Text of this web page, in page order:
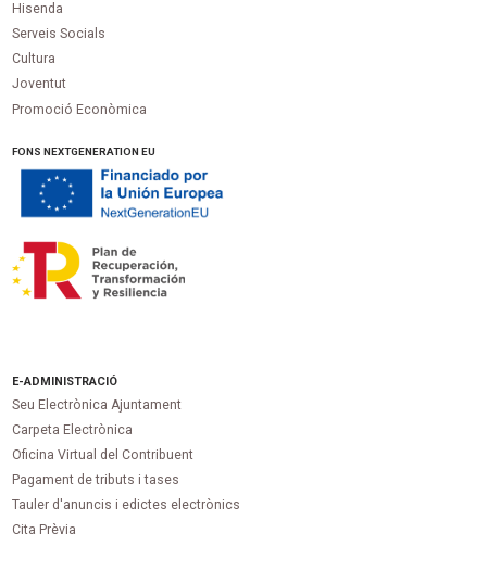
Hisenda
Serveis Socials
Cultura
Joventut
Promoció Econòmica
FONS NEXTGENERATION EU
E-ADMINISTRACIÓ
Seu Electrònica Ajuntament
Carpeta Electrònica
Oficina Virtual del Contribuent
Pagament de tributs i tases
Tauler d'anuncis i edictes electrònics
Cita Prèvia